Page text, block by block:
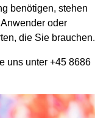
benötigen, stehen
oder
die Sie brauchen.
uns unter +45 8686